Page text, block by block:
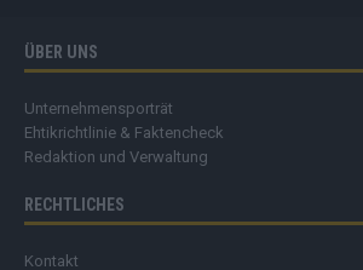
ÜBER UNS
Unternehmensporträt
Ehtikrichtlinie & Faktencheck
Redaktion und Verwaltung
RECHTLICHES
Kontakt